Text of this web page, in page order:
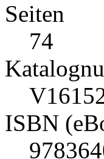
Seiten
74
ISBN